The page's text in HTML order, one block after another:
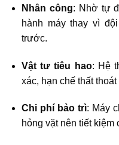
Nhân công: Nhờ tự
hành máy thay vì
trước.
Vật tư tiêu hao: Hệ
xác, hạn chế thất
Chi phí bảo trì: Máy
hỏng vặt nên tiết